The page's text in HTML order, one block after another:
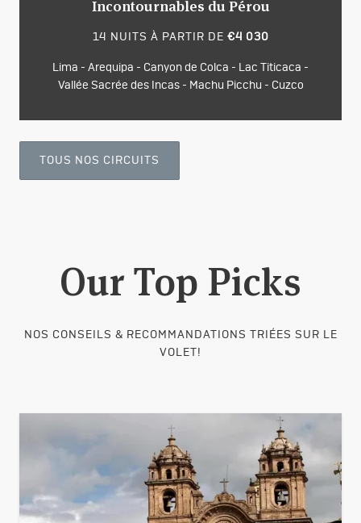
Incontournables du Pérou
14 NUITS À PARTIR DE €4 030
Lima - Arequipa - Canyon de Colca - Lac Titicaca -
Vallée Sacrée des Incas - Machu Picchu - Cuzco
TOUS NOS CIRCUITS
Our Top Picks
NOS CONSEILS & RECOMMANDATIONS TRIÉES SUR LE
VOLET!